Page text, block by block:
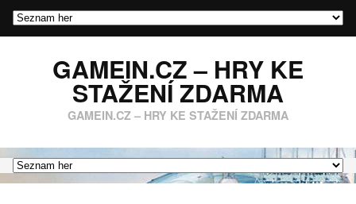
GAMEIN.CZ – HRY KE
STAŽENÍ ZDARMA
GAMEIN.CZ – HRY KE STAŽENÍ ZDARMA